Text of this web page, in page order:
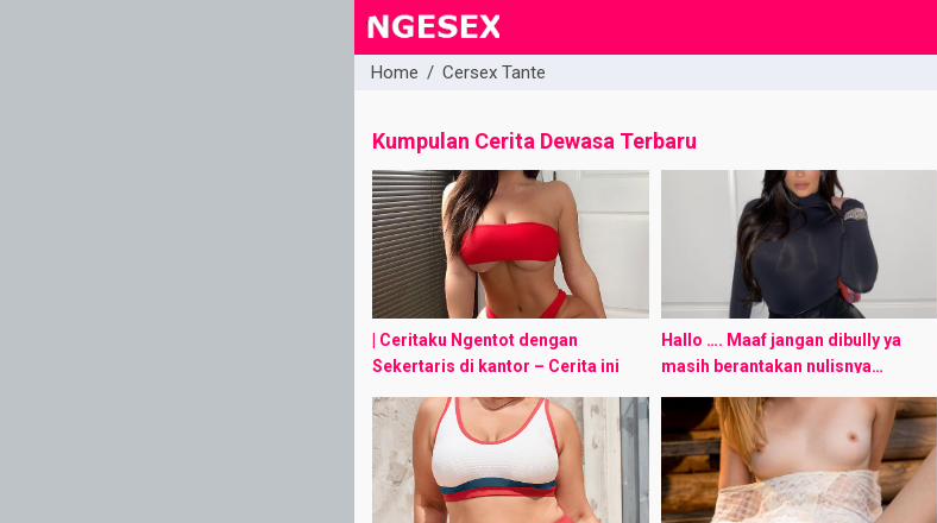
Home / Cersex Tante
Kumpulan Cerita Dewasa Terbaru
| Ceritaku Ngentot dengan
Sekertaris di kantor – Cerita ini
bermula ketika aku ingin menemui
klien ditemani dengan
sekertarisku yang cantik dan
seksi. bagaimana ...
Hallo …. Maaf jangan dibully ya
masih berantakan nulisnya…
Mohon dukungannya cerita ini
mengandung 60% real dan 40 fiksi
Gw Rian saja… punya ...